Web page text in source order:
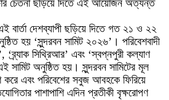
চেতনা ছড়িয়ে দিতে এই আয়োজন অত্যন্ত
বার্তা দেশব্যাপী ছড়িয়ে দিতে গত ২১ ও ২২
হয় ‘সুন্দরবন সামিট ২০২৬’। পরিবেশবাদী
‘ব্র্যাক সিথ্রিআর’ এবং ‘স্বপ্নপুরী কল্যাণ
অনুষ্ঠিত হয়। সুন্দরবন সামিটের মূল
করে এবং পরিবেশের সবুজ আবহকে ফিরিয়ে
পাশাপাশি এদিন প্রতীকী বৃক্ষরোপণ